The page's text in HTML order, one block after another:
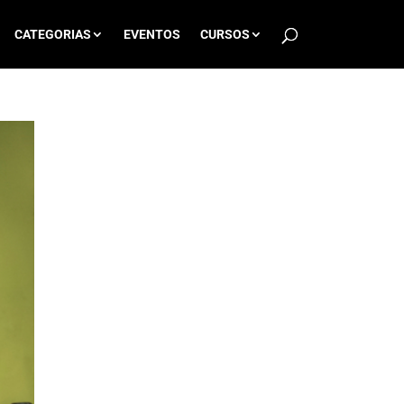
CATEGORIAS EVENTOS CURSOS